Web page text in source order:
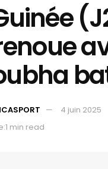
4 juin 2025
min read